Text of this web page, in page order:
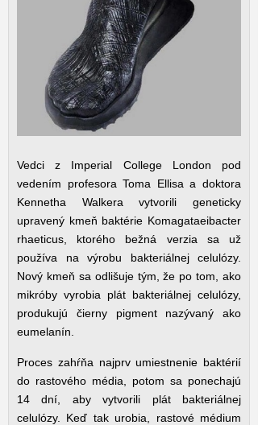
Vedci z Imperial College London pod
vedením profesora Toma Ellisa a doktora
Kennetha Walkera vytvorili geneticky
upravený kmeň baktérie Komagataeibacter
rhaeticus, ktorého bežná verzia sa už
používa na výrobu bakteriálnej celulózy.
Nový kmeň sa odlišuje tým, že po tom, ako
mikróby vyrobia plát bakteriálnej celulózy,
produkujú čierny pigment nazývaný ako
eumelanín.
Proces zahŕňa najprv umiestnenie baktérií
do rastového média, potom sa ponechajú
14 dní, aby vytvorili plát bakteriálnej
celulózy. Keď tak urobia, rastové médium